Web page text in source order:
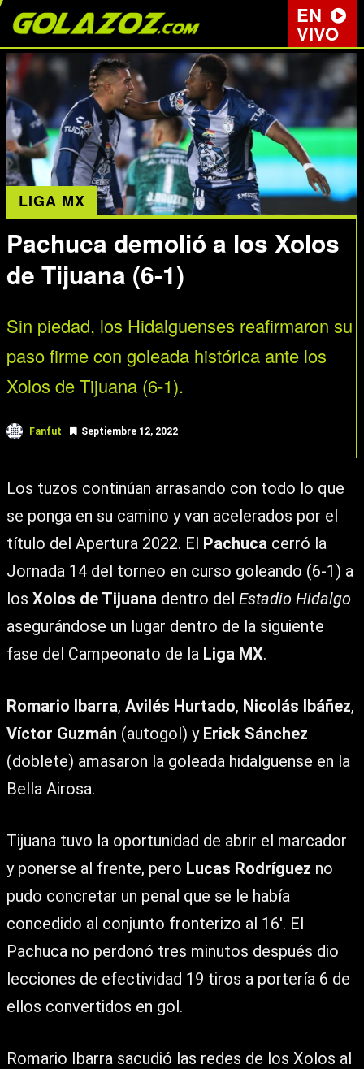
EN
VIVO
LIGA MX
Pachuca demolió a los Xolos
de Tijuana (6-1)
Sin piedad, los Hidalguenses reafirmaron su
paso firme con goleada histórica ante los
Xolos de Tijuana (6-1).
Fanfut Septiembre 12, 2022
Los tuzos continúan arrasando con todo lo que
se ponga en su camino y van acelerados por el
título del Apertura 2022. El Pachuca cerró la
Jornada 14 del torneo en curso goleando (6-1) a
los Xolos de Tijuana dentro del Estadio Hidalgo
asegurándose un lugar dentro de la siguiente
fase del Campeonato de la Liga MX.
Romario Ibarra, Avilés Hurtado, Nicolás Ibáñez,
Víctor Guzmán (autogol) y Erick Sánchez
(doblete) amasaron la goleada hidalguense en la
Bella Airosa.
Tijuana tuvo la oportunidad de abrir el marcador
y ponerse al frente, pero Lucas Rodríguez no
pudo concretar un penal que se le había
concedido al conjunto fronterizo al 16′. El
Pachuca no perdonó tres minutos después dio
lecciones de efectividad 19 tiros a portería 6 de
ellos convertidos en gol.
Romario Ibarra sacudió las redes de los Xolos al